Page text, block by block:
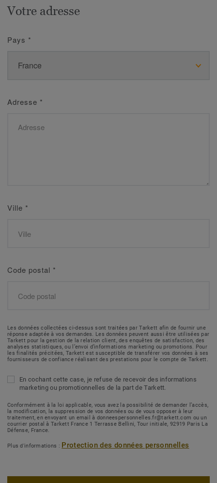
Votre adresse
Pays *
Adresse *
Ville *
Code postal *
Les données collectées ci-dessus sont traitées par Tarkett afin de fournir une
réponse adaptée à vos demandes. Les données peuvent aussi être utilisées par
Tarkett pour la gestion de la relation client, des enquêtes de satisfaction, des
analyses statistiques, ou l’envoi d’informations marketing ou promotions. Pour
les finalités précitées, Tarkett est susceptible de transférer vos données à ses
fournisseurs de confiance réalisant des prestations pour le compte de Tarkett.
En cochant cette case, je refuse de recevoir des informations
marketing ou promotionnelles de la part de Tarkett.
Conformément à la loi applicable, vous avez la possibilité de demander l’accès,
la modification, la suppression de vos données ou de vous opposer à leur
traitement, en envoyant un email à donneespersonnelles.fr@tarkett.com ou un
courrier postal à Tarkett France 1 Terrasse Bellini, Tour initiale, 92919 Paris La
Défense, France.
Plus d'informations : Protection des données personnelles